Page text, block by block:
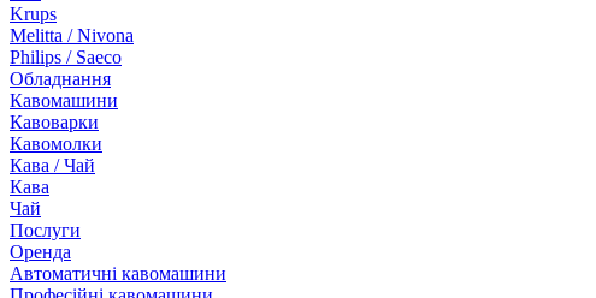
Krups
Melitta / Nivona
Philips / Saeco
Обладнання
Кавомашини
Кавоварки
Кавомолки
Кава / Чай
Кава
Чай
Послуги
Оренда
Автоматичні кавомашини